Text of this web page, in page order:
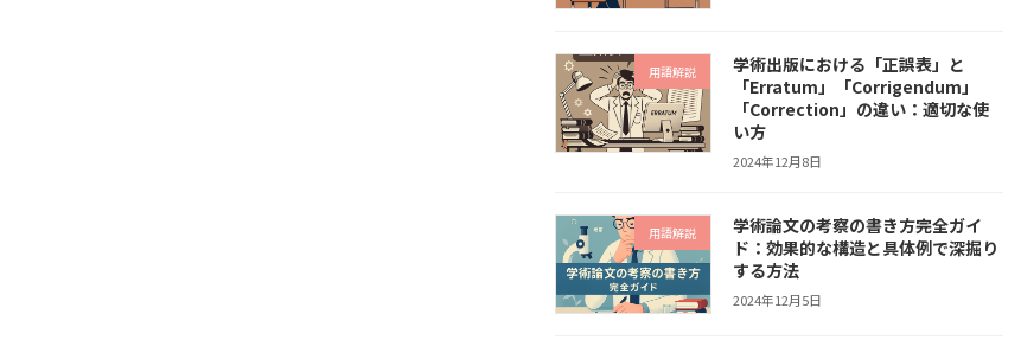
用語解説
学術出版における「正誤表」と
「Erratum」「Corrigendum」
「Correction」の違い：適切な使
い方
2024年12月8日
用語解説
学術論文の考察の書き方完全ガイ
ド：効果的な構造と具体例で深掘り
する方法
2024年12月5日